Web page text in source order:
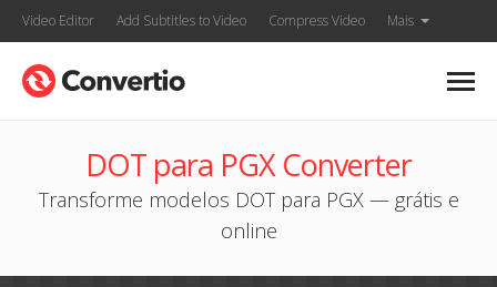
Video Editor Add Subtitles to Video Compress Video Mais
DOT para PGX Converter
Transforme modelos DOT para PGX — grátis e
online